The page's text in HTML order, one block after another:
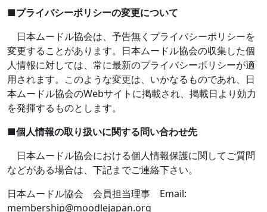
■プライバシーポリシーの変更について
日本ムードル協会は、予告無くプライバシーポリシーを
変更することがあります。日本ムードル協会の収集した個
人情報に対しては、常に最新のプライバシーポリシーが適
用されます。このような変更は、いかなるものであれ、日
本ムードル協会のWebサイトに掲載され、掲載日より効力
を発揮するものとします。
■個人情報の取り扱いに関する問い合わせ先
日本ムードル協会における個人情報保護に関してご質問
などがある場合は、下記までご連絡下さい。
日本ムードル協会 会員担当理事 Email:
membership@moodlejapan.org